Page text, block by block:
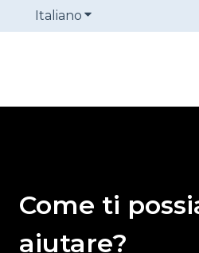
Italiano Mostra
Come ti
aiutare?